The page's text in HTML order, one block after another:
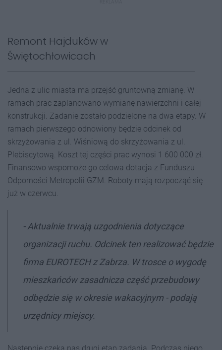
Remont Hajduków w
Świętochłowicach
Jedna z ulic miasta ma przejść gruntowną zmianę. W
ramach prac zaplanowano wymianę nawierzchni i całej
konstrukcji. Zadanie zostało podzielone na dwa etapy. W
ramach pierwszego odnowiony będzie odcinek od
skrzyżowania z ul. Wiśniową do skrzyżowania z ul.
Plebiscytową. Koszt tej części prac wynosi 1 600 000 zł.
Finansowo wspomoże go celowa dotacja z Funduszu
Odporności Metropolii GZM. Roboty mają rozpocząć się
już w czerwcu.
- Aktualnie trwają uzgodnienia dotyczące
organizacji ruchu. Odcinek ten realizować będzie
firma EUROTECH z Zabrza. W trosce o wygodę
mieszkańców zasadnicza część przebudowy
odbędzie się w okresie wakacyjnym - podają
urzędnicy miejscy.
Następnie czeka nas drugi etap zadania. Podczas niego